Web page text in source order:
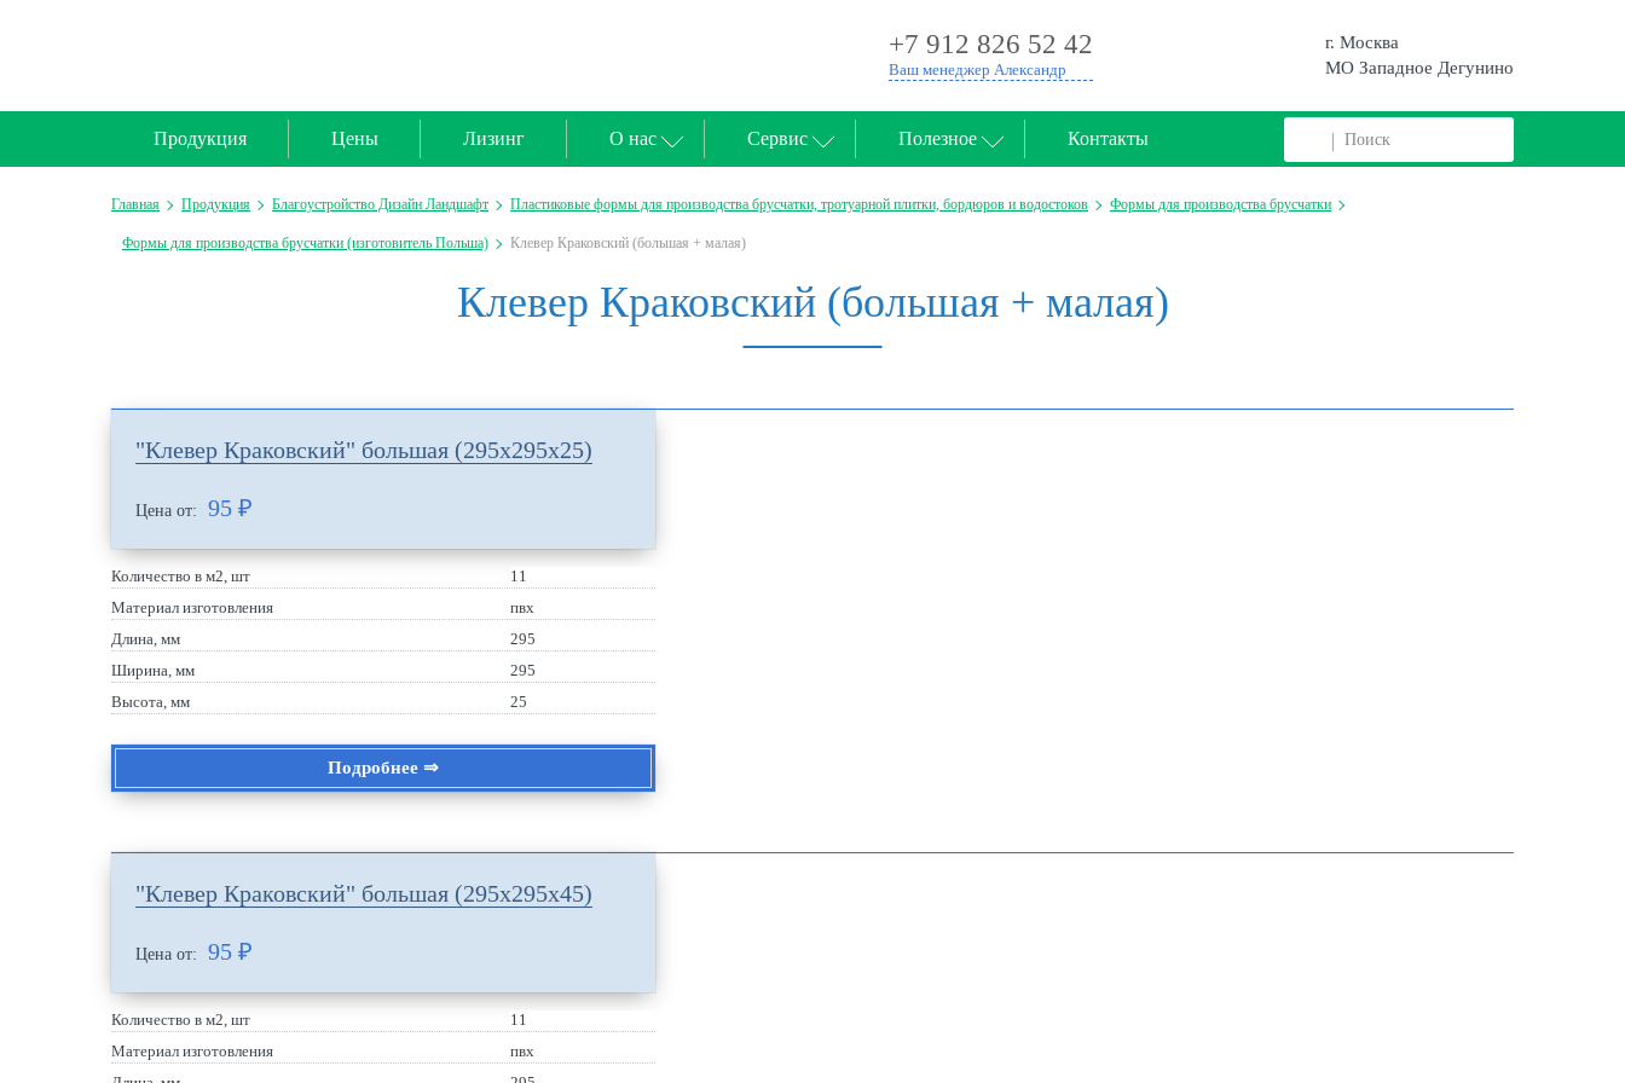
+7 912 826 52 42
Ваш менеджер Александр
г. Москва
МО Западное Дегунино
Продукция Цены Лизинг О нас Сервис Полезное Контакты
Главная Продукция Благоустройство Дизайн Ландшафт Пластиковые формы для производства брусчатки, тротуарной плитки, бордюров и водостоков Формы для производства брусчатки
Формы для производства брусчатки (изготовитель Польша) Клевер Краковский (большая + малая)
Клевер Краковский (большая + малая)
"Клевер Краковский" большая (295х295х25)
Цена от: 95 ₽
Количество в м2, шт
11
Материал изготовления
пвх
Длина, мм
295
Ширина, мм
295
Высота, мм
25
Подробнее ⇒
"Клевер Краковский" большая (295х295х45)
Цена от: 95 ₽
Количество в м2, шт
11
Материал изготовления
пвх